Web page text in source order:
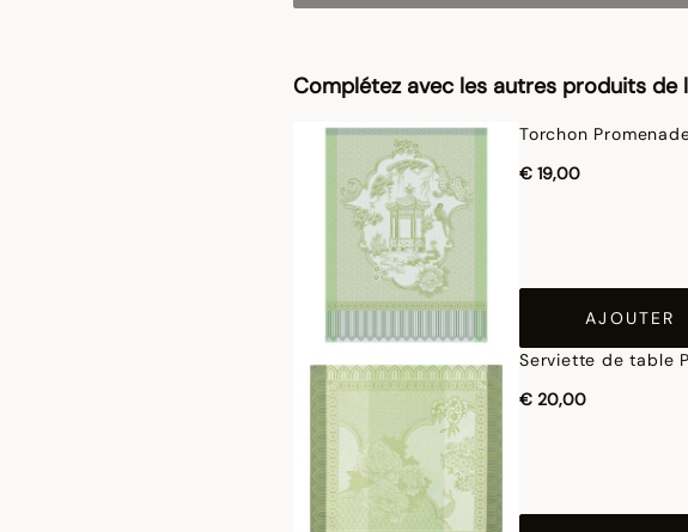
Complétez avec les autres produits de
Torchon
€ 19,00
AJOUTER
Serviette de table
€ 20,00